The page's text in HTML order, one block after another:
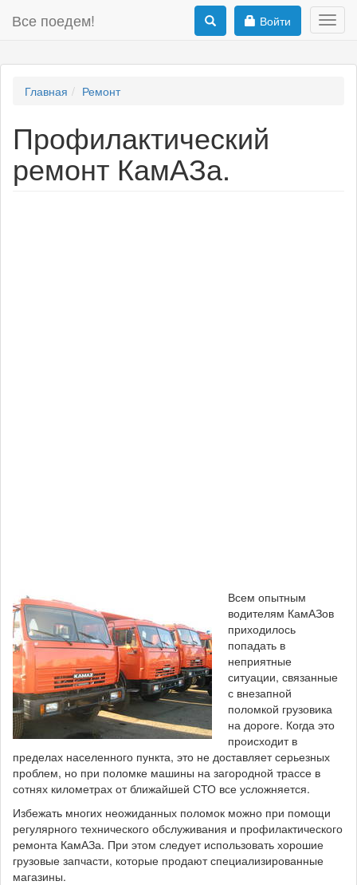
Все поедем! Войти
Главная Ремонт
Профилактический
ремонт КамАЗа.
Всем опытным
водителям КамАЗов
приходилось
попадать в
неприятные
ситуации, связанные
с внезапной
поломкой грузовика
на дороге. Когда это
происходит в
пределах населенного пункта, это не доставляет серьезных
проблем, но при поломке машины на загородной трассе в
сотнях километрах от ближайшей СТО все усложняется.
Избежать многих неожиданных поломок можно при помощи
регулярного технического обслуживания и профилактического
ремонта КамАЗа. При этом следует использовать хорошие
грузовые запчасти, которые продают специализированные
магазины.